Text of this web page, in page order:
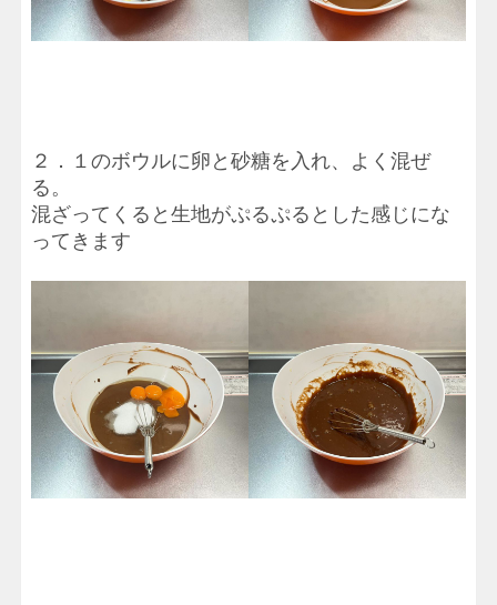
２．１のボウルに卵と砂糖を入れ、よく混ぜ
る。
混ざってくると生地がぷるぷるとした感じにな
ってきます